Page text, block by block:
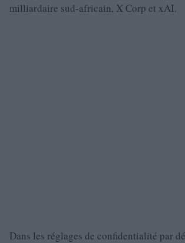
milliardaire sud-africain, X Corp et xAI.
Dans les réglages de confidentialité par